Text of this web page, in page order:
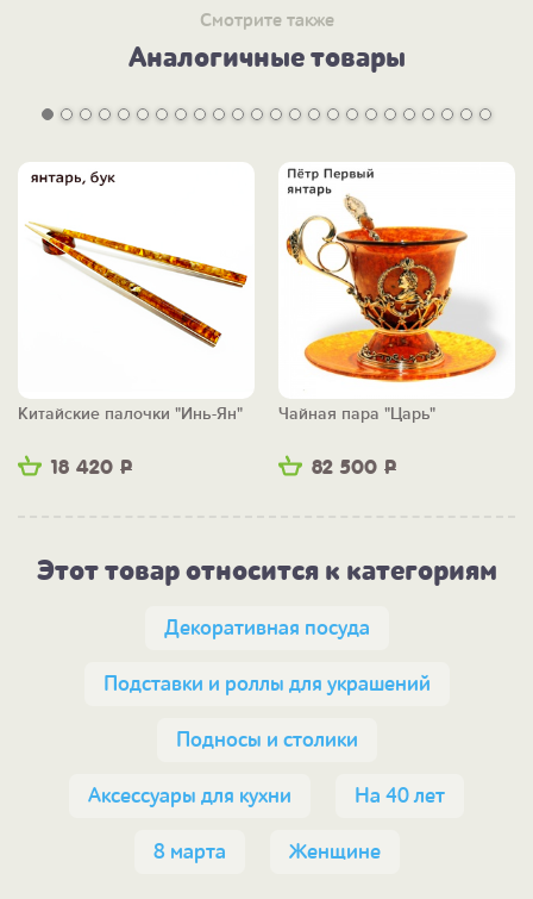
Смотрите также
Аналогичные товары
18 420 Р
Китайские палочки "Инь-Ян"
82 500 Р
Чайная пара "Царь"
Этот товар относится к категориям
Декоративная посуда
Подставки и роллы для украшений
Подносы и столики
Аксессуары для кухни На 40 лет
8 марта Женщине